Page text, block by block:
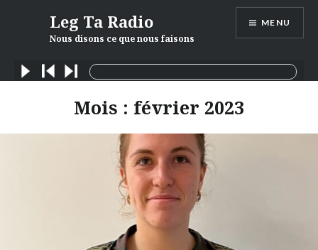
Leg Ta Radio
Nous disons ce que nous faisons
MENU
Mois : février 2023